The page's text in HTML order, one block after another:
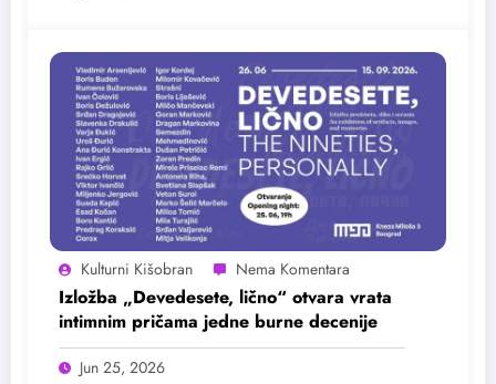
Kulturni Kišobran
Izložba „Devedesete, lično“ otvara vrata
intimnim pričama jedne burne decenije
Jun 25, 2026